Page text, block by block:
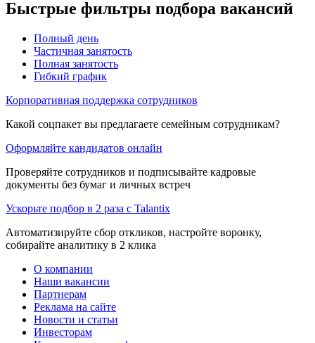
Быстрые фильтры подбора вакансий
Полный день
Частичная занятость
Полная занятость
Гибкий график
Корпоративная поддержка сотрудников
Какой соцпакет вы предлагаете семейным сотрудникам?
Оформляйте кандидатов онлайн
Проверяйте сотрудников и подписывайте кадровые
документы без бумаг и личных встреч
Ускорьте подбор в 2 раза с Talantix
Автоматизируйте сбор откликов, настройте воронку,
собирайте аналитику в 2 клика
О компании
Наши вакансии
Партнерам
Реклама на сайте
Новости и статьи
Инвесторам